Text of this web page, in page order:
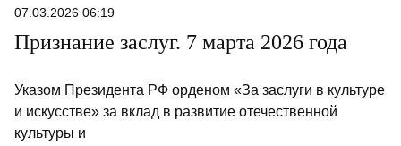
07.03.2026 06:19
Признание заслуг. 7 марта 2026 года
Указом Президента РФ орденом «За заслуги в культуре
и искусстве» за вклад в развитие отечественной
культуры и